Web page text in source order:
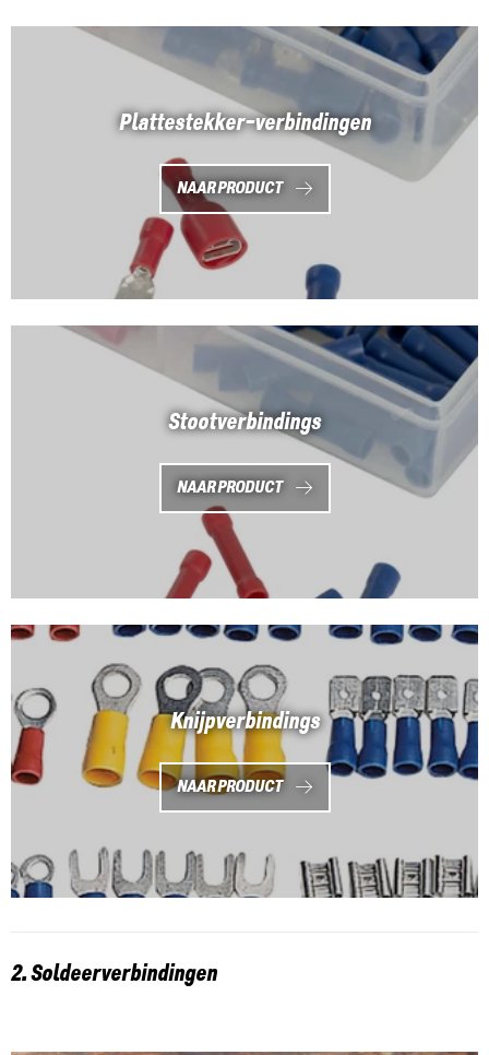
Plattestekker-verbindingen
NAAR PRODUCT
Stootverbindings
NAAR PRODUCT
Knijpverbindings
NAAR PRODUCT
2. Soldeerverbindingen